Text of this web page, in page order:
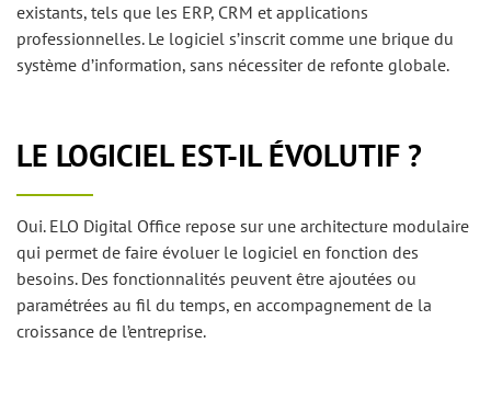
existants, tels que les ERP, CRM et applications
professionnelles. Le logiciel s’inscrit comme une brique du
système d’information, sans nécessiter de refonte globale.
LE LOGICIEL EST-IL ÉVOLUTIF ?
Oui. ELO Digital Office repose sur une architecture modulaire
qui permet de faire évoluer le logiciel en fonction des
besoins. Des fonctionnalités peuvent être ajoutées ou
paramétrées au fil du temps, en accompagnement de la
croissance de l’entreprise.